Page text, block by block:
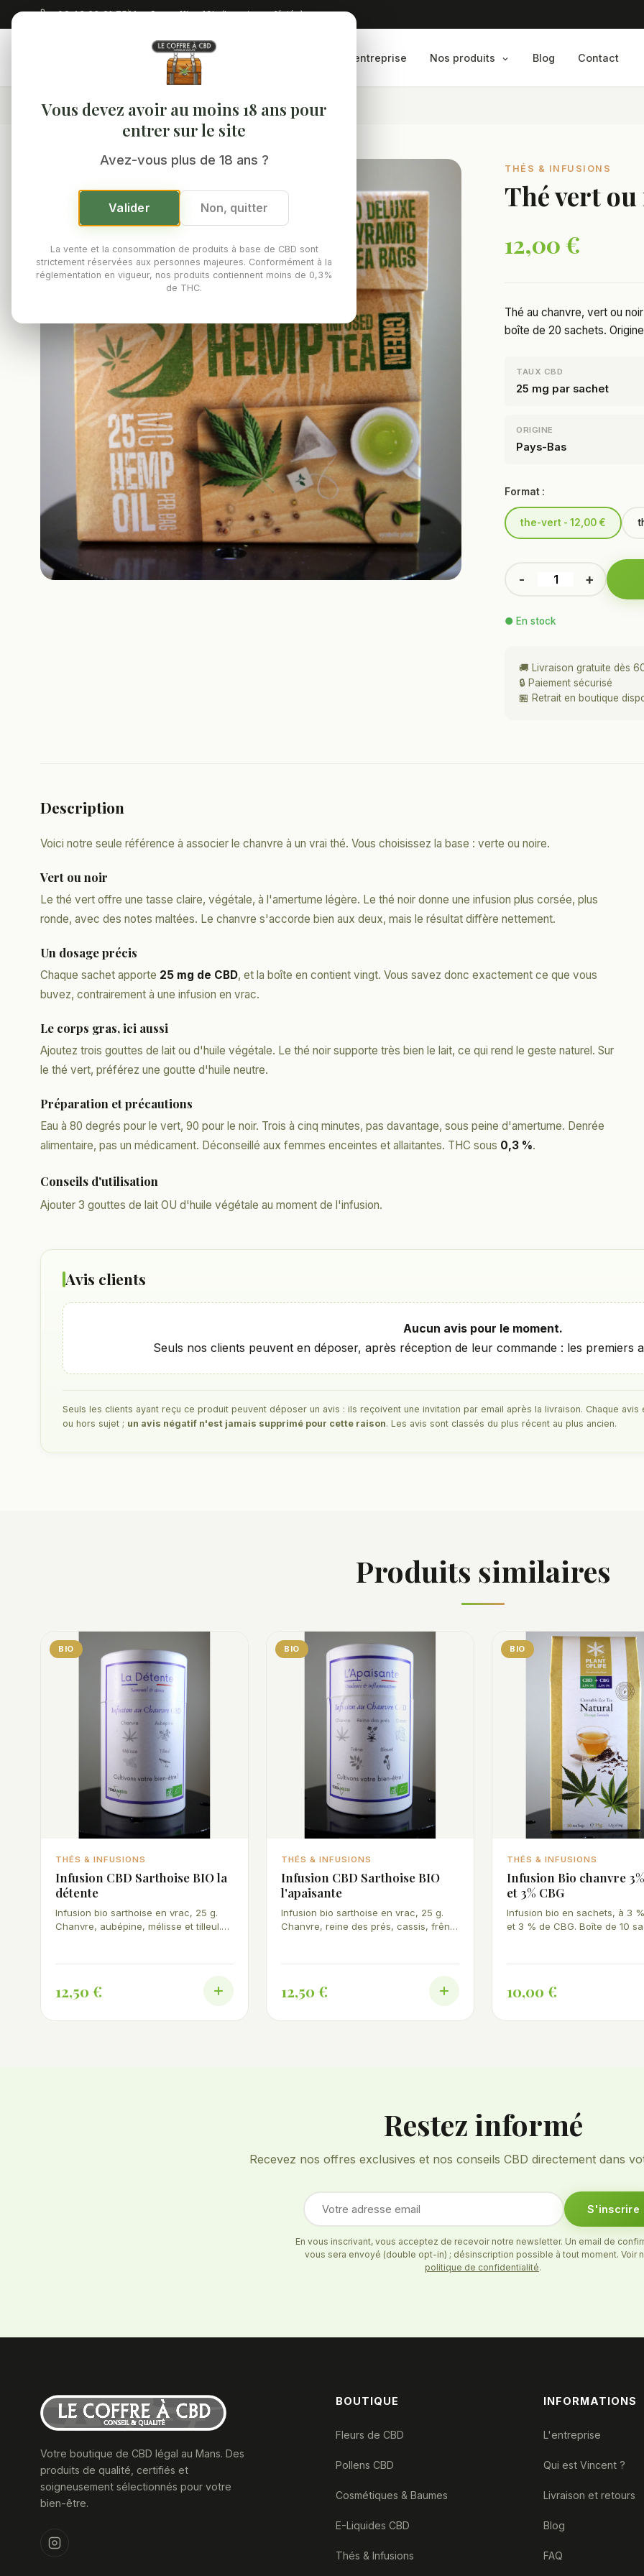
Vous devez avoir au moins 18 ans pour
entrer sur le site
Avez-vous plus de 18 ans ?
Valider Non, quitter
La vente et la consommation de produits à base de CBD sont
strictement réservées aux personnes majeures. Conformément à la
réglementation en vigueur, nos produits contiennent moins de 0,3%
de THC.
02 43 23 21 75Mar-Sam : 11h - 19h (hors jours fériés)
L'entreprise Nos produits Blog Contact
Accueil/ Boutique/Thés & Infusions/Thé vert ou noir CBD
THÉS & INFUSIONS
Thé vert
12,00 €
Thé au chanvre, vert ou
boîte de 20 sachets.
TAUX CBD
25 mg par sachet
ORIGINE
Pays-Bas
Format :
the-vert - 12,00 €
- +
● En stock
🚚 Livraison gratuite dès
🔒 Paiement sécurisé
🏪 Retrait en boutique
Description
Voici notre seule référence à associer le chanvre à un vrai thé. Vous choisissez la base : verte ou noire.
Vert ou noir
Le thé vert offre une tasse claire, végétale, à l'amertume légère. Le thé noir donne une infusion plus corsée, plus
ronde, avec des notes maltées. Le chanvre s'accorde bien aux deux, mais le résultat diffère nettement.
Un dosage précis
Chaque sachet apporte 25 mg de CBD, et la boîte en contient vingt. Vous savez donc exactement ce que vous
buvez, contrairement à une infusion en vrac.
Le corps gras, ici aussi
Ajoutez trois gouttes de lait ou d'huile végétale. Le thé noir supporte très bien le lait, ce qui rend le geste naturel. Sur
le thé vert, préférez une goutte d'huile neutre.
Préparation et précautions
Eau à 80 degrés pour le vert, 90 pour le noir. Trois à cinq minutes, pas davantage, sous peine d'amertume. Denrée
alimentaire, pas un médicament. Déconseillé aux femmes enceintes et allaitantes. THC sous 0,3 %.
Conseils d'utilisation
Ajouter 3 gouttes de lait OU d'huile végétale au moment de l'infusion.
Avis clients
Aucun avis pour le moment.
Seuls nos clients peuvent en déposer, après réception de leur commande : les premiers
Seuls les clients ayant reçu ce produit peuvent déposer un avis : ils reçoivent une invitation par email après la livraison. Chaque
ou hors sujet ; un avis négatif n'est jamais supprimé pour cette raison. Les avis sont classés du plus récent au plus ancien.
Produits similaires
BIO
THÉS & INFUSIONS
Infusion CBD Sarthoise BIO la
détente
Infusion bio sarthoise en vrac, 25 g.
Chanvre, aubépine, mélisse et tilleul.
12,50 €
BIO
THÉS & INFUSIONS
Infusion CBD Sarthoise BIO
l'apaisante
Infusion bio sarthoise en vrac, 25 g.
Chanvre, reine des prés, cassis, frêne
12,50 €
BIO
THÉS & INFUSIONS
Infusion Bio chanvre
et 3% CBG
Infusion bio en sachets, à 3
et 3 % de CBG. Boîte de 10
10,00 €
Restez informé
Recevez nos offres exclusives et nos conseils CBD directement dans
S'inscrire
En vous inscrivant, vous acceptez de recevoir notre newsletter. Un email de
vous sera envoyé (double opt-in) ; désinscription possible à tout moment. Voir
politique de confidentialité.
Votre boutique de CBD légal au Mans. Des
produits de qualité, certifiés et
soigneusement sélectionnés pour votre
bien-être.
BOUTIQUE
Fleurs de CBD
Pollens CBD
Cosmétiques & Baumes
E-Liquides CBD
Thés & Infusions
INFORMATIONS
L'entreprise
Qui est Vincent ?
Livraison et retours
Blog
FAQ